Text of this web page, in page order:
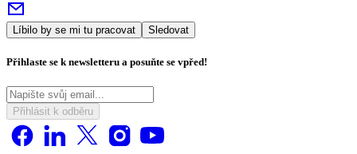
Líbilo by se mi tu pracovat Sledovat
Přihlaste se k newsletteru a posuňte se vpřed!
Přihlásit k odběru